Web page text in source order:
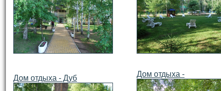
Дом отдыха - Дуб Дом отдыха -